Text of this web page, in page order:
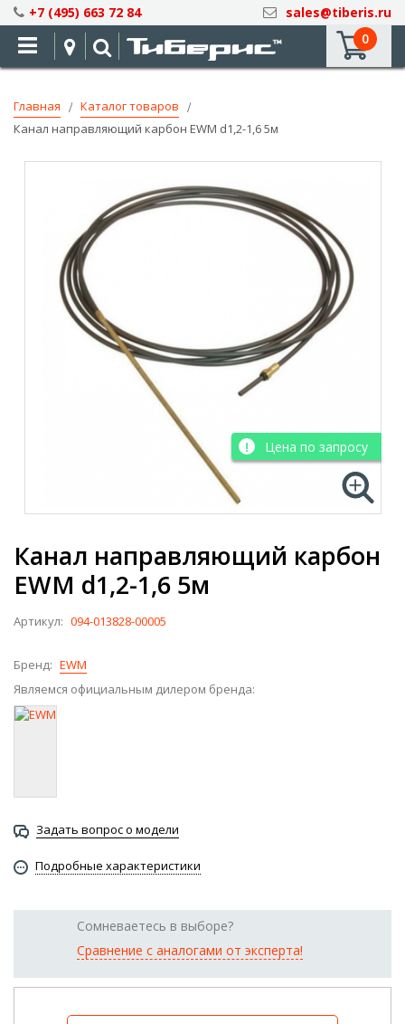
Skip
to
Content
+7 (495) 663 72 84
sales@tiberis.ru
0
Главная
Каталог товаров
Канал направляющий карбон EWM d1,2-1,6 5м
Канал направляющий карбон
EWM d1,2-1,6 5м
Артикул: 094-013828-00005
Бренд: EWM
Являемся официальным дилером бренда:
Задать вопрос о модели
Подробные характеристики
Сомневаетесь в выборе?
Сравнение с аналогами от эксперта!
Цена по запросу